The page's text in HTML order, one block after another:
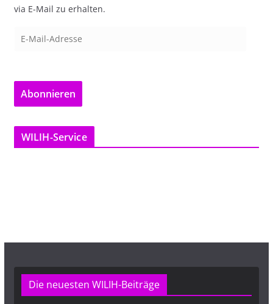
via E-Mail zu erhalten.
a
l
-
Abonnieren
WILIH-Service
Die neuesten WILIH-Beiträge